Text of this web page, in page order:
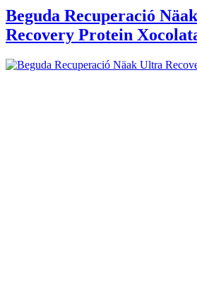
Beguda Recuperació
Recovery Protein